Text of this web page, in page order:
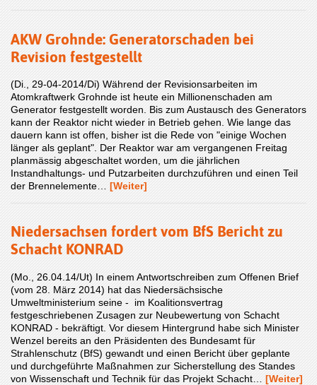
AKW Grohnde: Generatorschaden bei
Revision festgestellt
(Di., 29-04-2014/Di) Während der Revisionsarbeiten im
Atomkraftwerk Grohnde ist heute ein Millionenschaden am
Generator festgestellt worden. Bis zum Austausch des Generators
kann der Reaktor nicht wieder in Betrieb gehen. Wie lange das
dauern kann ist offen, bisher ist die Rede von "einige Wochen
länger als geplant". Der Reaktor war am vergangenen Freitag
planmässig abgeschaltet worden, um die jährlichen
Instandhaltungs- und Putzarbeiten durchzuführen und einen Teil
der Brennelemente… [Weiter]
Niedersachsen fordert vom BfS Bericht zu
Schacht KONRAD
(Mo., 26.04.14/Ut) In einem Antwortschreiben zum Offenen Brief
(vom 28. März 2014) hat das Niedersächsische
Umweltministerium seine - im Koalitionsvertrag
festgeschriebenen Zusagen zur Neubewertung von Schacht
KONRAD - bekräftigt. Vor diesem Hintergrund habe sich Minister
Wenzel bereits an den Präsidenten des Bundesamt für
Strahlenschutz (BfS) gewandt und einen Bericht über geplante
und durchgeführte Maßnahmen zur Sicherstellung des Standes
von Wissenschaft und Technik für das Projekt Schacht… [Weiter]